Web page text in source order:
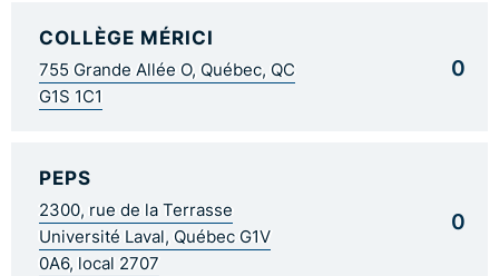
COLLÈGE MÉRICI
755 Grande Allée O, Québec, QC
G1S 1C1
0
PEPS
2300, rue de la Terrasse
Université Laval, Québec G1V
0A6, local 2707
0